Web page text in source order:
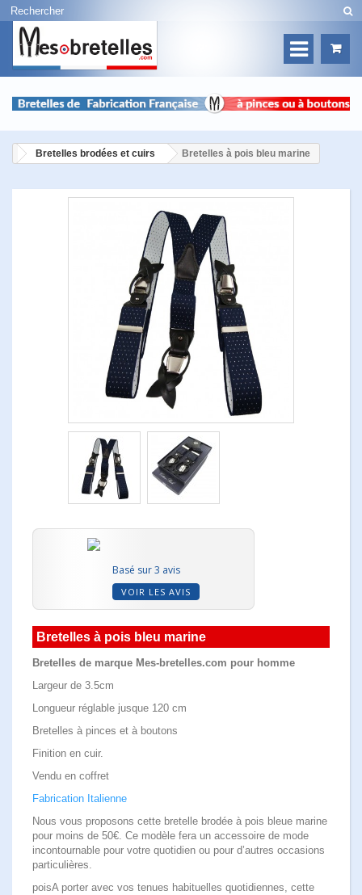
Bretelles brodées et cuirs Bretelles à pois bleu marine
Basé sur 3 avis
VOIR LES AVIS
Bretelles à pois bleu marine
Bretelles de marque Mes-bretelles.com pour homme
Largeur de 3.5cm
Longueur réglable jusque 120 cm
Bretelles à pinces et à boutons
Finition en cuir.
Vendu en coffret
Fabrication Italienne
Nous vous proposons cette bretelle brodée à pois bleue marine
pour moins de 50€. Ce modèle fera un accessoire de mode
incontournable pour votre quotidien ou pour d’autres occasions
particulières.
poisA porter avec vos tenues habituelles quotidiennes, cette